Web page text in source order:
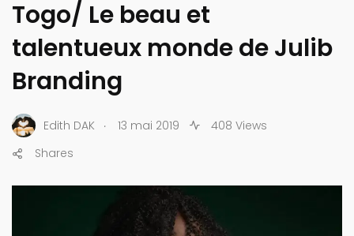
Togo/ Le beau et
talentueux monde de Julib
Branding
Edith DAK . 13 mai 2019
408 Views
Shares